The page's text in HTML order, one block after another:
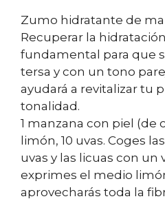
Zumo hidratante de
Recuperar la
fundamental para que
tersa y con un tono
ayudará a revitalizar tu
tonalidad.
1 manzana con piel
limón, 10 uvas. Coges
uvas y las licuas con un
exprimes el medio
aprovecharás toda la